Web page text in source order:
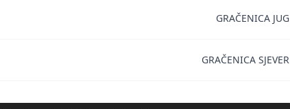
GRAČENICA JUG
GRAČENICA SJEVER